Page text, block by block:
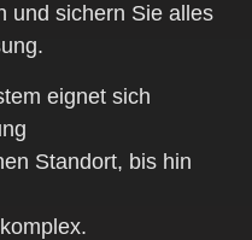
und sichern Sie alles
eignet sich
Standort, bis hin